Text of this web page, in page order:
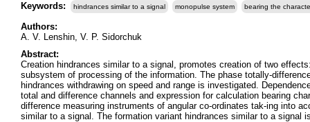
Keywords: hindrances similar to a signal monopulse system bearing the
Authors:
A. V. Lenshin, V. P. Sidorchuk
Abstract:
Creation hindrances similar to a signal, promotes creation of two
subsystem of processing of the information. The phase totally-
hindrances withdrawing on speed and range is investigated.
total and difference channels and expression for calculation bearing
difference measuring instruments of angular co-ordinates tak-ing into
similar to a signal. The formation variant hindrances similar to a signal